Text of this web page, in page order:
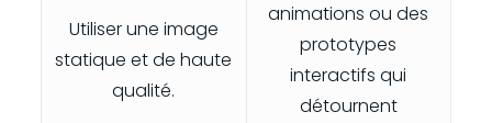
Utiliser une image
statique et de haute
qualité.
animations ou des
prototypes
interactifs qui
détournent